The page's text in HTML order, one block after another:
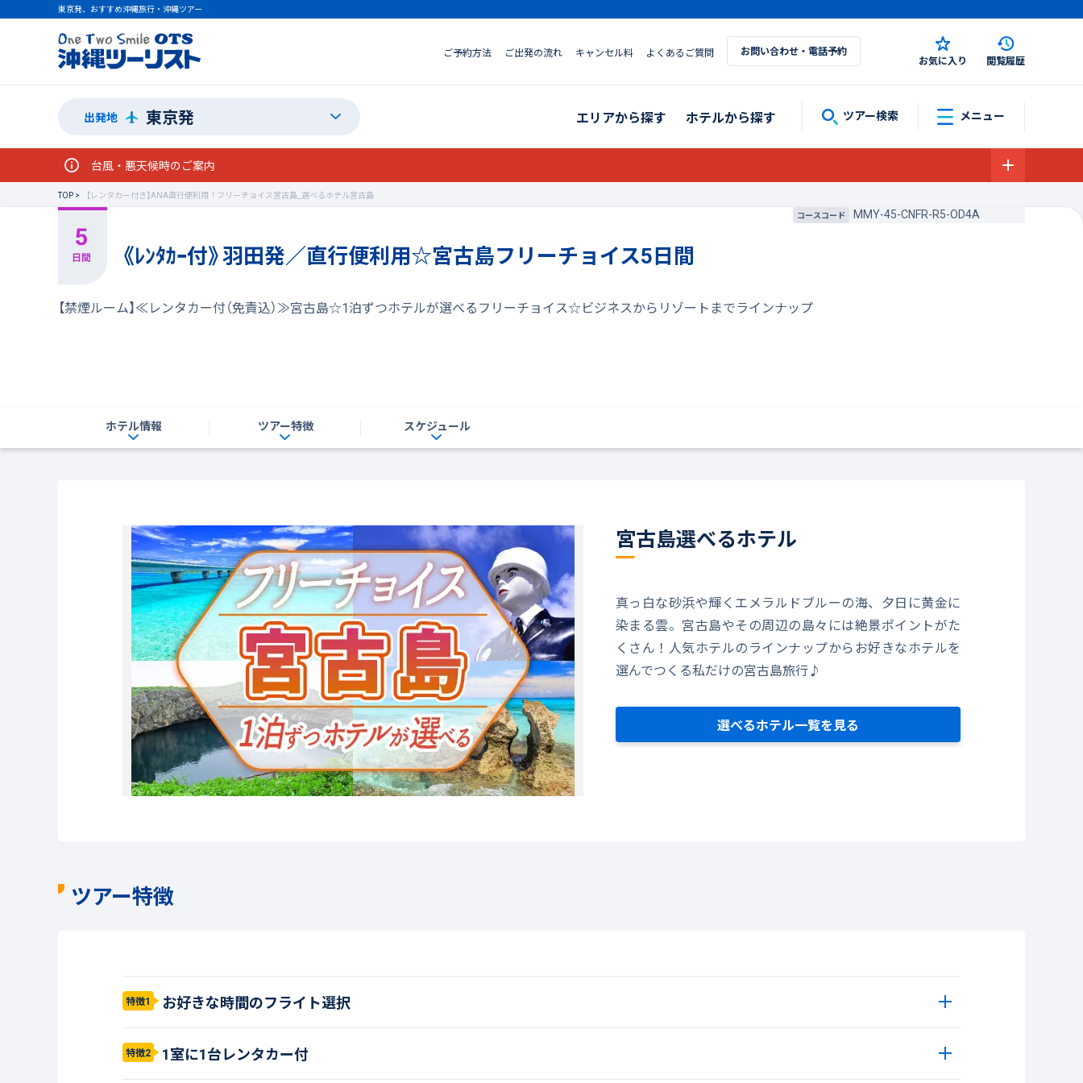
東京発、おすすめ沖縄旅行・沖縄ツアー
ご予約方法 ご出発の流れ キャンセル料 よくあるご質問 お問い合わせ・電話予約
お気に入り 閲覧履歴
出発地 東京発 エリアから探す ホテルから探す ツアー検索 メニュー
台風・悪天候時のご案内
TOP
【レンタカー付き】ANA直行便利用！フリーチョイス宮古島_選べるホテル宮古島
コースコード
MMY-45-CNFR-R5-OD4A
《ﾚﾝﾀｶｰ付》羽田発／直行便利用☆宮古島フリーチョイス5日間
【禁煙ルーム】≪レンタカー付（免責込）≫宮古島☆1泊ずつホテルが選べるフリーチョイス☆ビジネスからリゾートまでラインナップ
ホテル情報 ツアー特徴 スケジュール
宮古島選べるホテル
真っ白な砂浜や輝くエメラルドブルーの海、夕日に黄金に
染まる雲。宮古島やその周辺の島々には絶景ポイントがた
くさん！人気ホテルのラインナップからお好きなホテルを
選んでつくる私だけの宮古島旅行♪
選べるホテル一覧を見る
ツアー特徴
特徴1 お好きな時間のフライト選択
特徴2 1室に1台レンタカー付